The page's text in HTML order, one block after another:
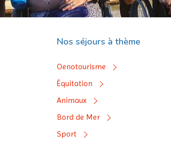
Nos séjours à thème
Oenotourisme
Équitation
Animaux
Bord de Mer
Sport